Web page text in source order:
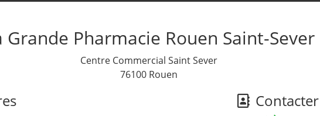
Grande Pharmacie Rouen Saint-Sever
Centre Commercial Saint Sever
76100 Rouen